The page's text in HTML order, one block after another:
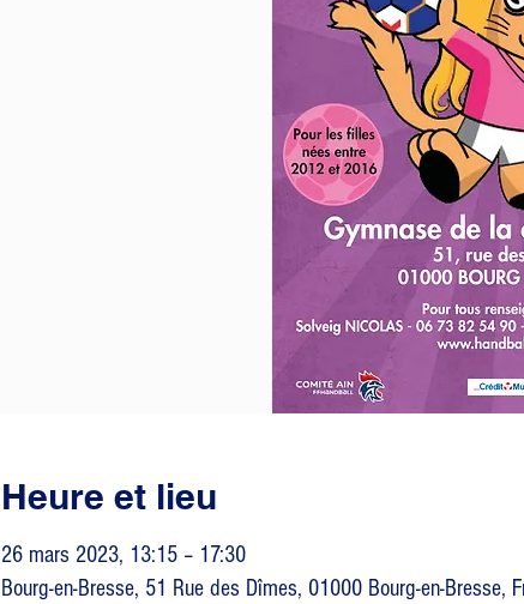
Heure et lieu
26 mars 2023, 13:15 – 17:30
Bourg-en-Bresse, 51 Rue des Dîmes, 01000 Bourg-en-Bresse,